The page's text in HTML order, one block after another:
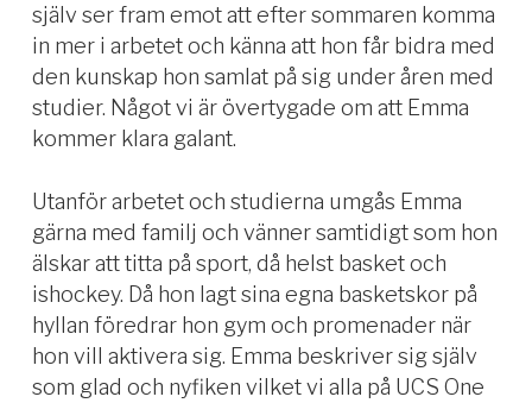
själv ser fram emot att efter sommaren komma
in mer i arbetet och känna att hon får bidra med
den kunskap hon samlat på sig under åren med
studier. Något vi är övertygade om att Emma
kommer klara galant.
Utanför arbetet och studierna umgås Emma
gärna med familj och vänner samtidigt som hon
älskar att titta på sport, då helst basket och
ishockey. Då hon lagt sina egna basketskor på
hyllan föredrar hon gym och promenader när
hon vill aktivera sig. Emma beskriver sig själv
som glad och nyfiken vilket vi alla på UCS One